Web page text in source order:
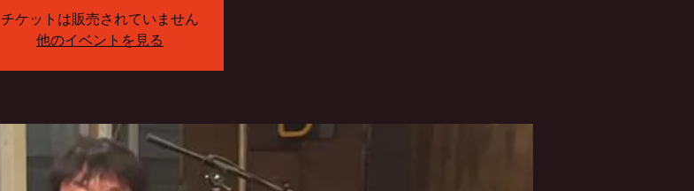
チケットは販売されていません
他のイベントを見る